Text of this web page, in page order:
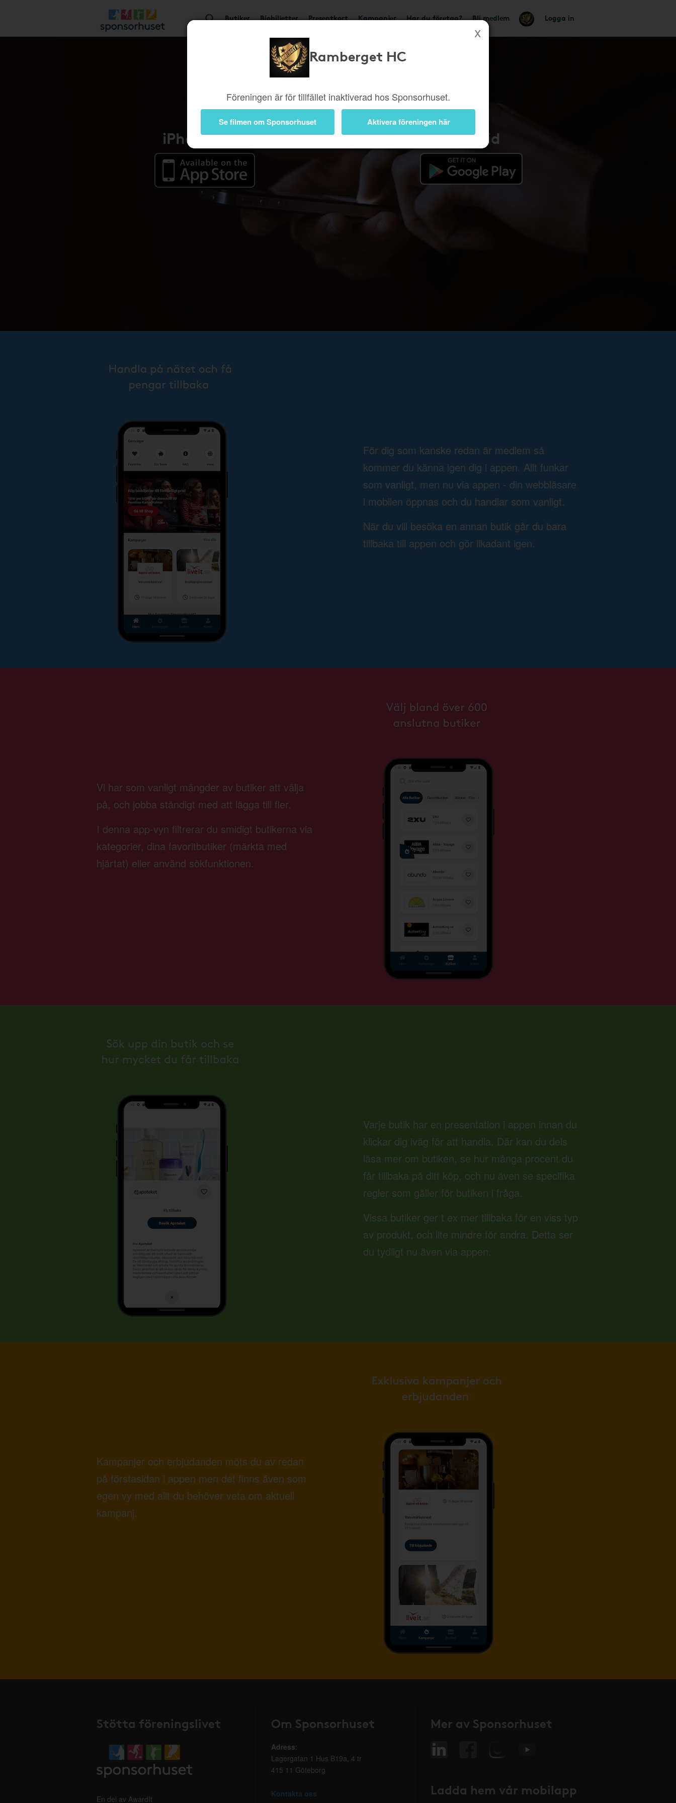
Butiker Biobiljetter Presentkort Kampanjer Har du företag? Bli medlem Logga in
Ramberget HC
Föreningen är för tillfället inaktiverad hos Sponsorhuset.
Se filmen om Sponsorhuset Aktivera föreningen här
Appen
iPhone / iOS Android
För dig som kanske redan är medlem så
kommer du känna igen dig i appen. Allt funkar
som vanligt, men nu via appen - din webbläsare
i mobilen öppnas och du handlar som vanligt.
När du vill besöka en annan butik går du bara
tillbaka till appen och gör likadant igen.
Vi har som vanligt mängder av butiker att välja
på, och jobba ständigt med att lägga till fler.
I denna app-vyn filtrerar du smidigt butikerna via
kategorier, dina favoritbutiker (märkta med
hjärtat) eller använd sökfunktionen.
Varje butik har en presentation i appen innan du
klickar dig iväg för att handla. Där kan du dels
läsa mer om butiken, se hur många procent du
får tillbaka på ditt köp, och nu även se specifika
regler som gäller för butiken i fråga.
Vissa butiker ger t ex mer tillbaka för en viss typ
av produkt, och lite mindre för andra. Detta ser
du tydligt nu även via appen.
Kampanjer och erbjudanden möts du av redan
på förstasidan i appen men det finns även som
egen vy med allt du behöver veta om aktuell
kampanj.
Stötta föreningslivet
En del av AwardIt
Om Sponsorhuset
Adress:
Lagergatan 1 Hus B19a, 4 tr
415 11 Göteborg
Kontakta oss
Mer av Sponsorhuset
Ladda hem vår mobilapp